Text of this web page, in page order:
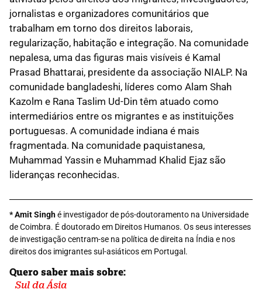
jornalistas e organizadores comunitários que
trabalham em torno dos direitos laborais,
regularização, habitação e integração. Na comunidade
nepalesa, uma das figuras mais visíveis é Kamal
Prasad Bhattarai, presidente da associação NIALP. Na
comunidade bangladeshi, líderes como Alam Shah
Kazolm e Rana Taslim Ud-Din têm atuado como
intermediários entre os migrantes e as instituições
portuguesas. A comunidade indiana é mais
fragmentada. Na comunidade paquistanesa,
Muhammad Yassin e Muhammad Khalid Ejaz são
lideranças reconhecidas.
* Amit Singhé investigador de pós-doutoramento na Universidade
de Coimbra. É doutorado em Direitos Humanos. Os seus interesses
de investigação centram-se na política de direita na Índia e nos
direitos dos imigrantes sul-asiáticos em Portugal.
Quero saber mais sobre:
Sul da Ásia